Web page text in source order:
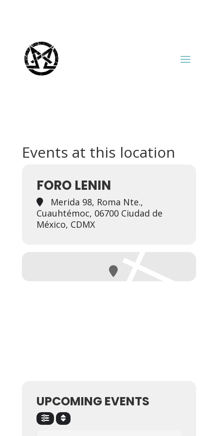
Events at this location
FORO LENIN
Merida 98, Roma Nte.,
Cuauhtémoc, 06700 Ciudad de
México, CDMX
UPCOMING EVENTS